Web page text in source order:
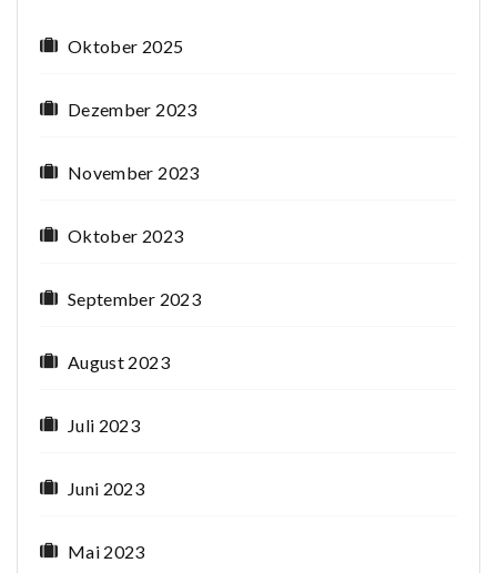
Oktober 2025
Dezember 2023
November 2023
Oktober 2023
September 2023
August 2023
Juli 2023
Juni 2023
Mai 2023